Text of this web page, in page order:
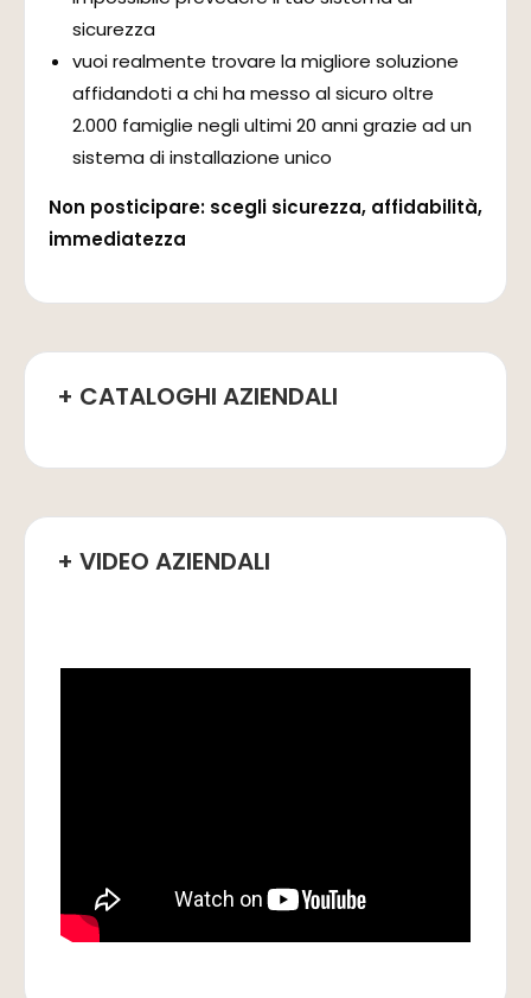
sicurezza
vuoi realmente trovare la migliore soluzione
affidandoti a chi ha messo al sicuro oltre
2.000 famiglie negli ultimi 20 anni grazie ad un
sistema di installazione unico
Non posticipare: scegli sicurezza, affidabilità,
immediatezza
+ CATALOGHI AZIENDALI
+ VIDEO AZIENDALI